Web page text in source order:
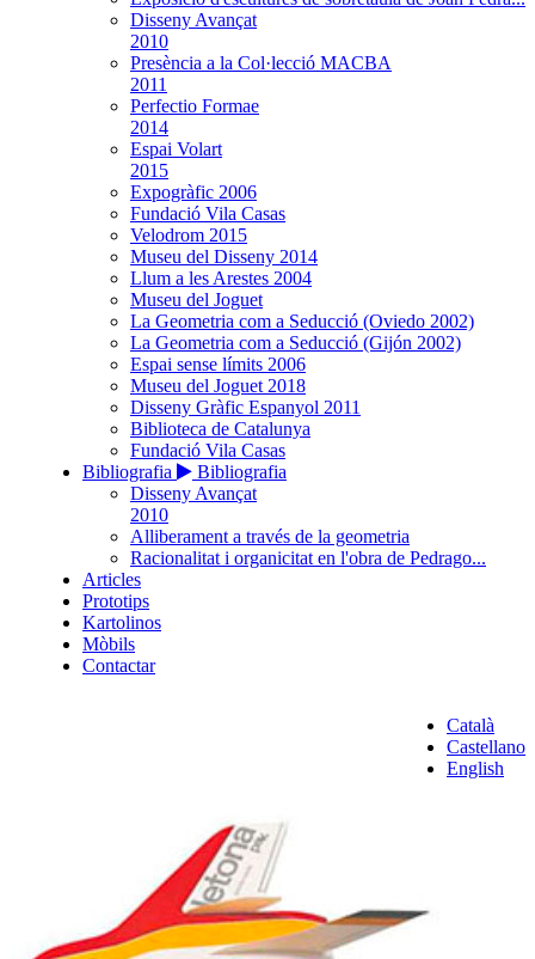
Disseny Avançat
2010
Presència a la Col·lecció MACBA
2011
Perfectio Formae
2014
Espai Volart
2015
Expogràfic 2006
Fundació Vila Casas
Velodrom 2015
Museu del Disseny 2014
Llum a les Arestes 2004
Museu del Joguet
La Geometria com a Seducció (Oviedo 2002)
La Geometria com a Seducció (Gijón 2002)
Espai sense límits 2006
Museu del Joguet 2018
Disseny Gràfic Espanyol 2011
Biblioteca de Catalunya
Fundació Vila Casas
Bibliografia
Bibliografia
Disseny Avançat
2010
Alliberament a través de la geometria
Racionalitat i organicitat en l'obra de Pedrago...
Articles
Prototips
Kartolinos
Mòbils
Contactar
Català
Castellano
English